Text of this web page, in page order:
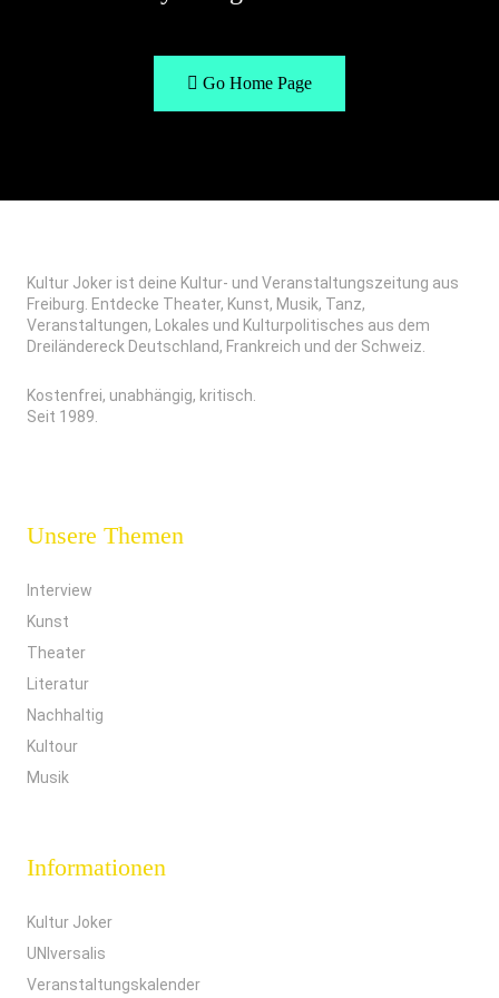
Go Home Page
Kultur Joker ist deine Kultur- und Veranstaltungszeitung aus
Freiburg. Entdecke Theater, Kunst, Musik, Tanz,
Veranstaltungen, Lokales und Kulturpolitisches aus dem
Dreiländereck Deutschland, Frankreich und der Schweiz.
Kostenfrei, unabhängig, kritisch.
Seit 1989.
Unsere Themen
Interview
Kunst
Theater
Literatur
Nachhaltig
Kultour
Musik
Informationen
Kultur Joker
UNIversalis
Veranstaltungskalender